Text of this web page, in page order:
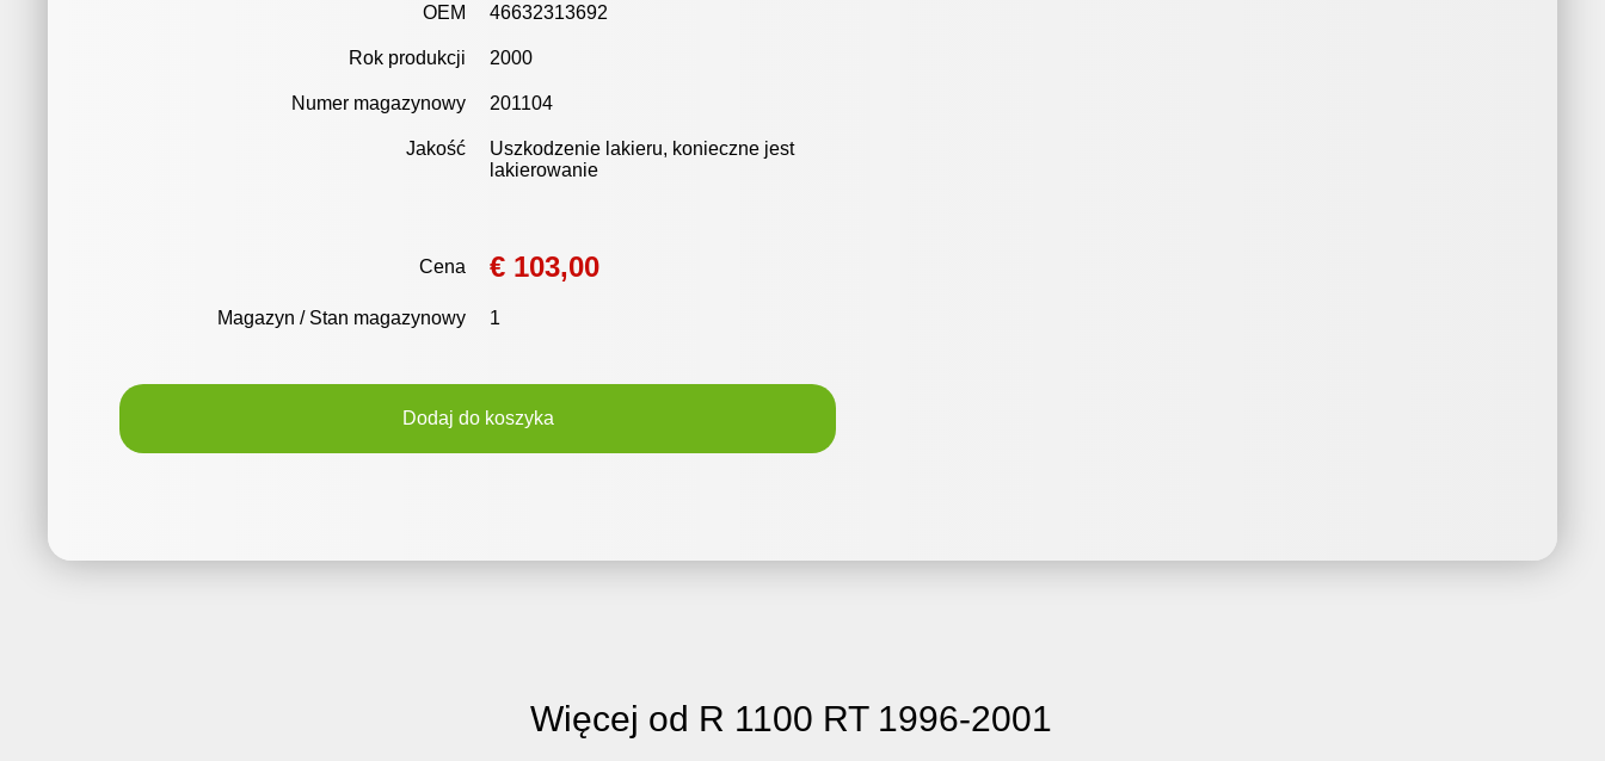
OEM 46632313692
Rok produkcji 2000
Numer magazynowy 201104
Jakość
Uszkodzenie lakieru, konieczne jest
lakierowanie
Cena € 103,00
Magazyn / Stan magazynowy 1
Dodaj do koszyka
Więcej od R 1100 RT 1996-2001